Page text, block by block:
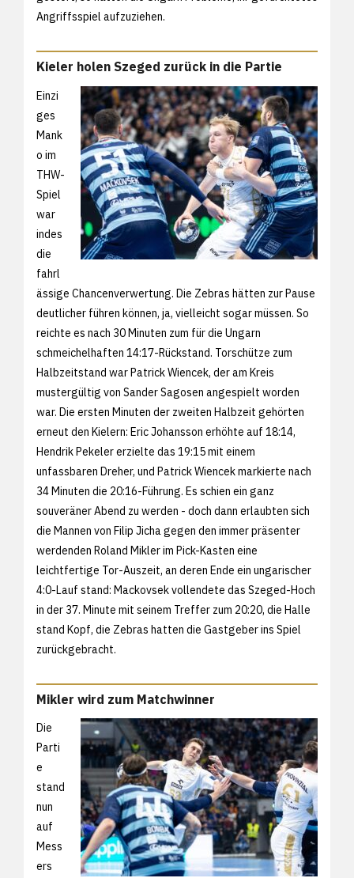
Angriffsspiel aufzuziehen.
Kieler holen Szeged zurück in die Partie
Einzi
ges
Mank
o im
THW-
Spiel
war
indes
die
fahrl
ässige Chancenverwertung. Die Zebras hätten zur Pause
deutlicher führen können, ja, vielleicht sogar müssen. So
reichte es nach 30 Minuten zum für die Ungarn
schmeichelhaften 14:17-Rückstand. Torschütze zum
Halbzeitstand war Patrick Wiencek, der am Kreis
mustergültig von Sander Sagosen angespielt worden
war. Die ersten Minuten der zweiten Halbzeit gehörten
erneut den Kielern: Eric Johansson erhöhte auf 18:14,
Hendrik Pekeler erzielte das 19:15 mit einem
unfassbaren Dreher, und Patrick Wiencek markierte nach
34 Minuten die 20:16-Führung. Es schien ein ganz
souveräner Abend zu werden - doch dann erlaubten sich
die Mannen von Filip Jicha gegen den immer präsenter
werdenden Roland Mikler im Pick-Kasten eine
leichtfertige Tor-Auszeit, an deren Ende ein ungarischer
4:0-Lauf stand: Mackovsek vollendete das Szeged-Hoch
in der 37. Minute mit seinem Treffer zum 20:20, die Halle
stand Kopf, die Zebras hatten die Gastgeber ins Spiel
zurückgebracht.
Mikler wird zum Matchwinner
Die
Parti
e
stand
nun
auf
Mess
ers